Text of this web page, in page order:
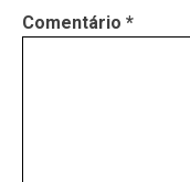
Comentário *